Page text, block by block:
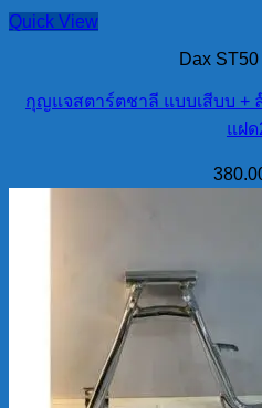
Quick View
Dax
กุญแจสตาร์ตชาลี แบบเสีบบ +
แฝด